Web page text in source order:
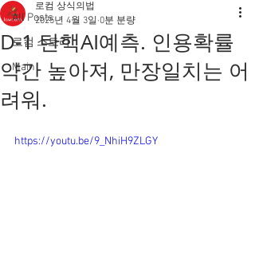
All Posts
로컴 스토리
Main
D-1 탄핵AI예측. 인용확률
약간 높아져, 만장일치는 어
려워.
로컴 상식의법
2025년 4월 3일 0분 분량
https://youtu.be/9_NhiH9ZLGY